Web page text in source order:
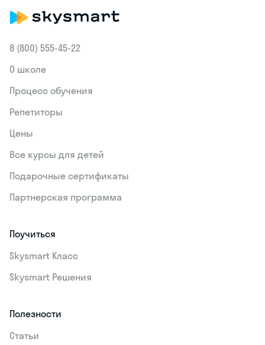
8 (800) 555‑45-22
О школе
Процесс обучения
Репетиторы
Цены
Все курсы для детей
Подарочные сертификаты
Партнерская программа
Поучиться
Skysmart Класс
Skysmart Решения
Полезности
Статьи